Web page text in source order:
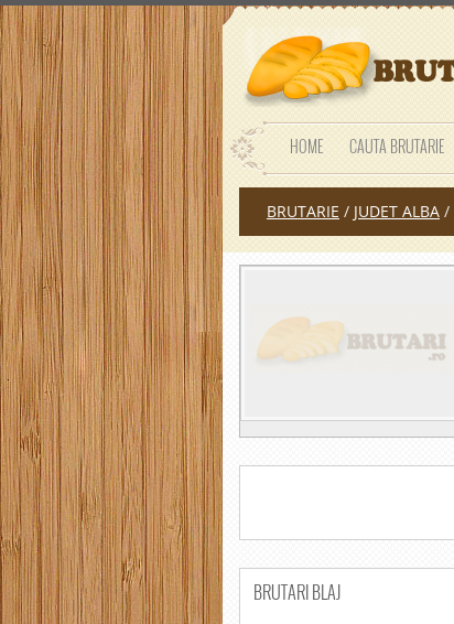
HOME CAUTA BRUTARIE
BRUTARIE / JUDET ALBA /
BRUTARI BLAJ